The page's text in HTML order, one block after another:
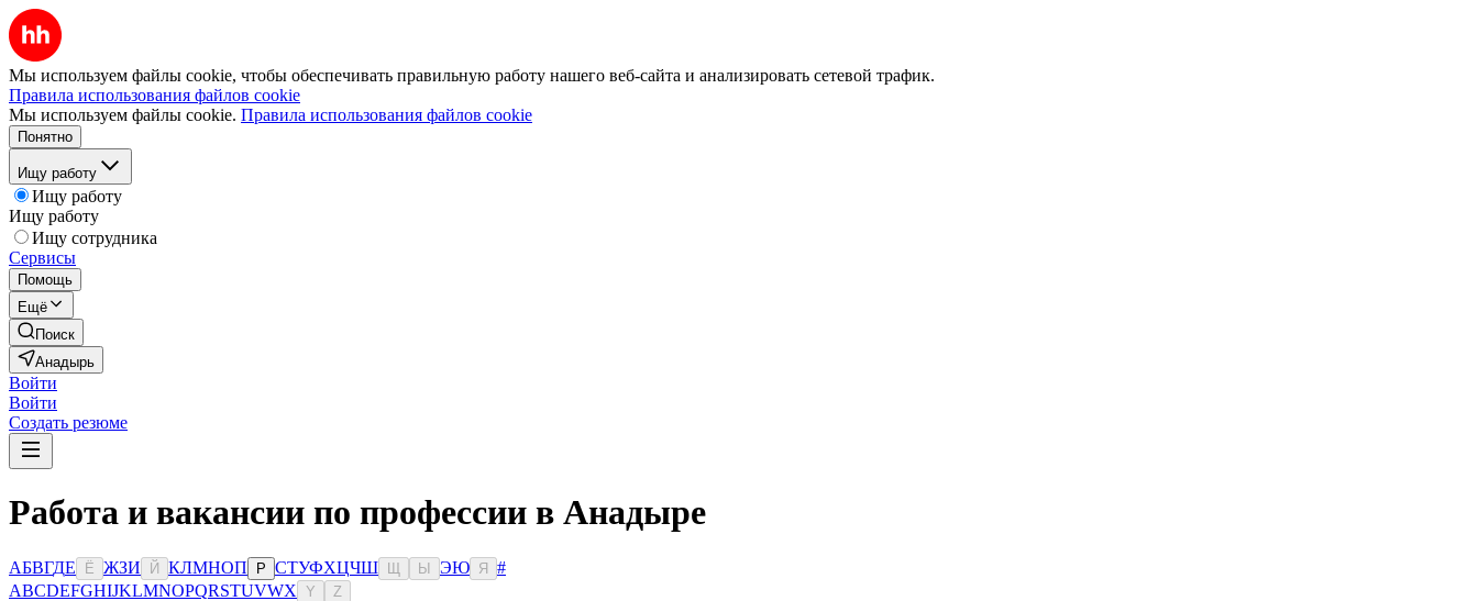
Мы используем файлы cookie, чтобы обеспечивать правильную работу нашего веб-сайта и анализировать сетевой трафик.
Правила использования файлов cookie
Мы используем файлы cookie. Правила использования файлов cookie
Понятно
Ищу работу
Ищу работу
Ищу работу
Ищу сотрудника
Сервисы
Помощь
Ещё
Поиск
Анадырь
Войти
Войти
Создать резюме
Работа и вакансии по профессии в Анадыре
АБВГДЕ Ё ЖЗИ Й КЛМНОП Р СТУФХЦЧШ Ы ЭЮ Я
#
ABCDEFGHIJKLMNOPQRSTUVWX Y Z